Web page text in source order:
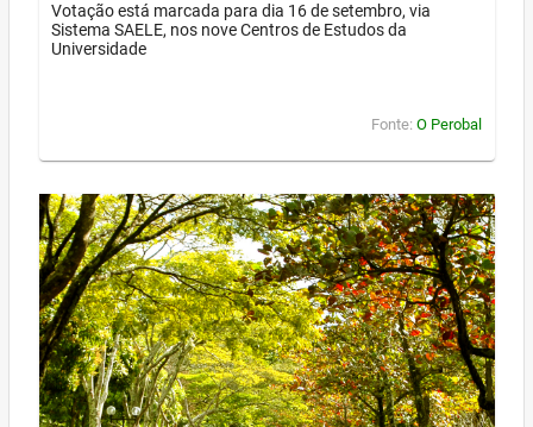
Votação está marcada para dia 16 de setembro, via
Sistema SAELE, nos nove Centros de Estudos da
Universidade
Fonte: O Perobal